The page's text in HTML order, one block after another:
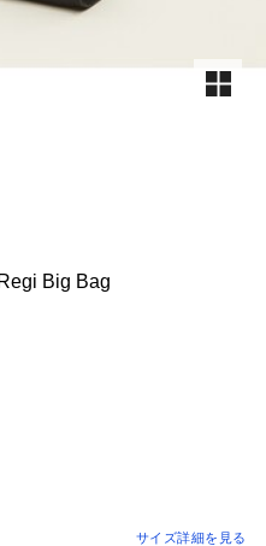
Big Bag
サイズ詳細を見る